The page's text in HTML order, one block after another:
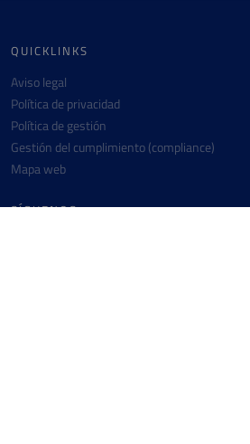
QUICKLINKS
Aviso legal
Política de privacidad
Política de gestión
Gestión del cumplimiento (compliance)
Mapa web
SÍGUENOS